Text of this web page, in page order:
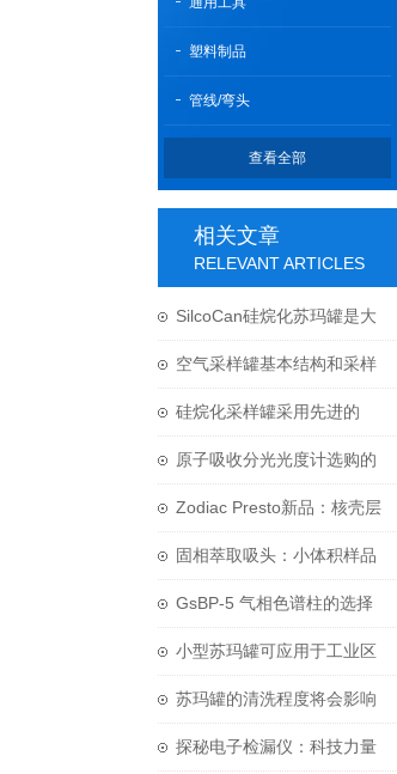
塑料制品
管线/弯头
查看全部
相关文章
RELEVANT ARTICLES
SilcoCan硅烷化苏玛罐是大
气监测中的必需设备
空气采样罐基本结构和采样
方法介绍
硅烷化采样罐采用先进的
Silonite技术处理
原子吸收分光光度计选购的
两大要点
Zodiac Presto新品：核壳层
色谱解决方案
固相萃取吸头：小体积样品
前处理的革命性技术
GsBP-5 气相色谱柱的选择
与处理方式
小型苏玛罐可应用于工业区
复杂的环境空气
苏玛罐的清洗程度将会影响
实验结果的准确性
探秘电子检漏仪：科技力量